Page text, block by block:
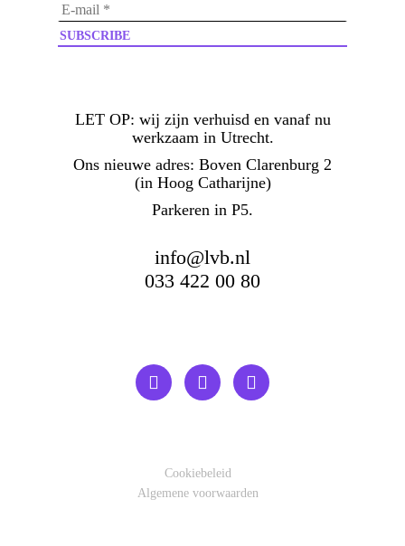
LET OP: wij zijn verhuisd en vanaf nu
werkzaam in Utrecht.
Ons nieuwe adres: Boven Clarenburg 2
(in Hoog Catharijne)
Parkeren in P5.
info@lvb.nl
033 422 00 80
Cookiebeleid
Algemene voorwaarden